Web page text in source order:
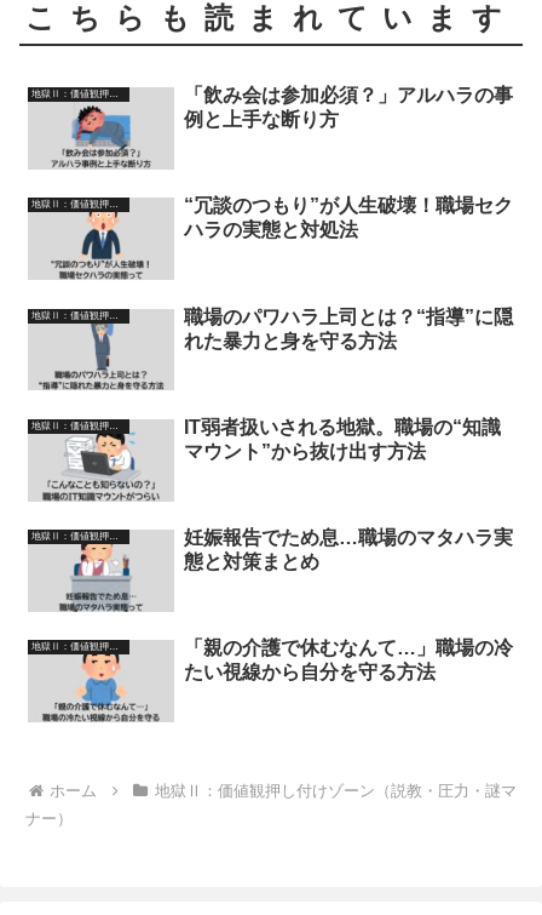
こちらも読まれています
地獄Ⅱ：価値観押し付けゾーン（説教・圧力・謎マナー）
「飲み会は参加必須？」アルハラの事
例と上手な断り方
地獄Ⅱ：価値観押し付けゾーン（説教・圧力・謎マナー）
“冗談のつもり”が人生破壊！職場セク
ハラの実態と対処法
職場のパワハラ上司とは？“指導”に隠
れた暴力と身を守る方法
IT弱者扱いされる地獄。職場の“知識
マウント”から抜け出す方法
地獄Ⅱ：価値観押し付けゾーン（説教・圧力・謎マナー）
妊娠報告でため息…職場のマタハラ実
態と対策まとめ
地獄Ⅱ：価値観押し付けゾーン（説教・圧力・謎マナー）
「親の介護で休むなんて…」職場の冷
たい視線から自分を守る方法
ホーム
地獄Ⅱ：価値観押し付けゾーン（説教・圧力・謎マ
ナー）